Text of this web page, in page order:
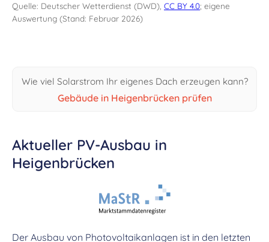
Quelle: Deutscher Wetterdienst (DWD), CC BY 4.0; eigene
Auswertung (Stand: Februar 2026)
Wie viel Solarstrom Ihr eigenes Dach erzeugen kann?
Gebäude in Heigenbrücken prüfen
Aktueller PV-Ausbau in
Heigenbrücken
Der Ausbau von Photovoltaikanlagen ist in den letzten